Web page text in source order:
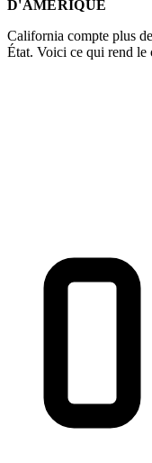
D'AMÉRIQUE
California compte plus
État. Voici ce qui rend le